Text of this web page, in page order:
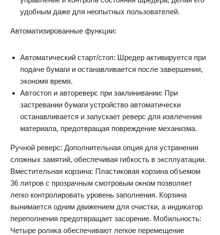
удобным даже для неопытных пользователей.
Автоматизированные функции:
Автоматический старт/стоп: Шредер активируется при
подаче бумаги и останавливается после завершения,
экономя время.
Автостоп и автореверс при заклинивании: При
застревании бумаги устройство автоматически
останавливается и запускает реверс для извлечения
материала, предотвращая повреждение механизма.
Ручной реверс: Дополнительная опция для устранения
сложных замятий, обеспечивая гибкость в эксплуатации.
Вместительная корзина: Пластиковая корзина объемом
36 литров с прозрачным смотровым окном позволяет
легко контролировать уровень заполнения. Корзина
вынимается одним движением для очистки, а индикатор
переполнения предотвращает засорение. Мобильность:
Четыре ролика обеспечивают легкое перемещение